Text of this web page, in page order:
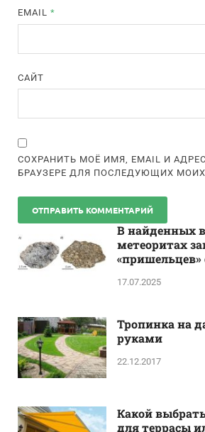
EMAIL*
САЙТ
СОХРАНИТЬ МОЁ ИМЯ, EMAIL И
БРАУЗЕРЕ ДЛЯ ПОСЛЕДУЮЩИХ
В найденных
метеоритах
17.07.2025
Тропинка на
руками
22.12.2017
Какой
для террасы